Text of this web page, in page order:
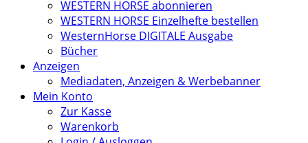
WESTERN HORSE abonnieren
WESTERN HORSE Einzelhefte bestellen
WesternHorse DIGITALE Ausgabe
Bücher
Anzeigen
Mediadaten, Anzeigen & Werbebanner
Mein Konto
Zur Kasse
Warenkorb